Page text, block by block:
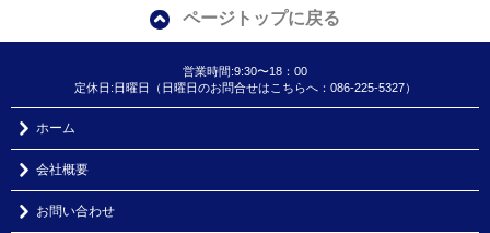
ページトップに戻る
営業時間:9:30〜18：00
定休日:日曜日（日曜日のお問合せはこちらへ：086-225-5327）
ホーム
会社概要
お問い合わせ